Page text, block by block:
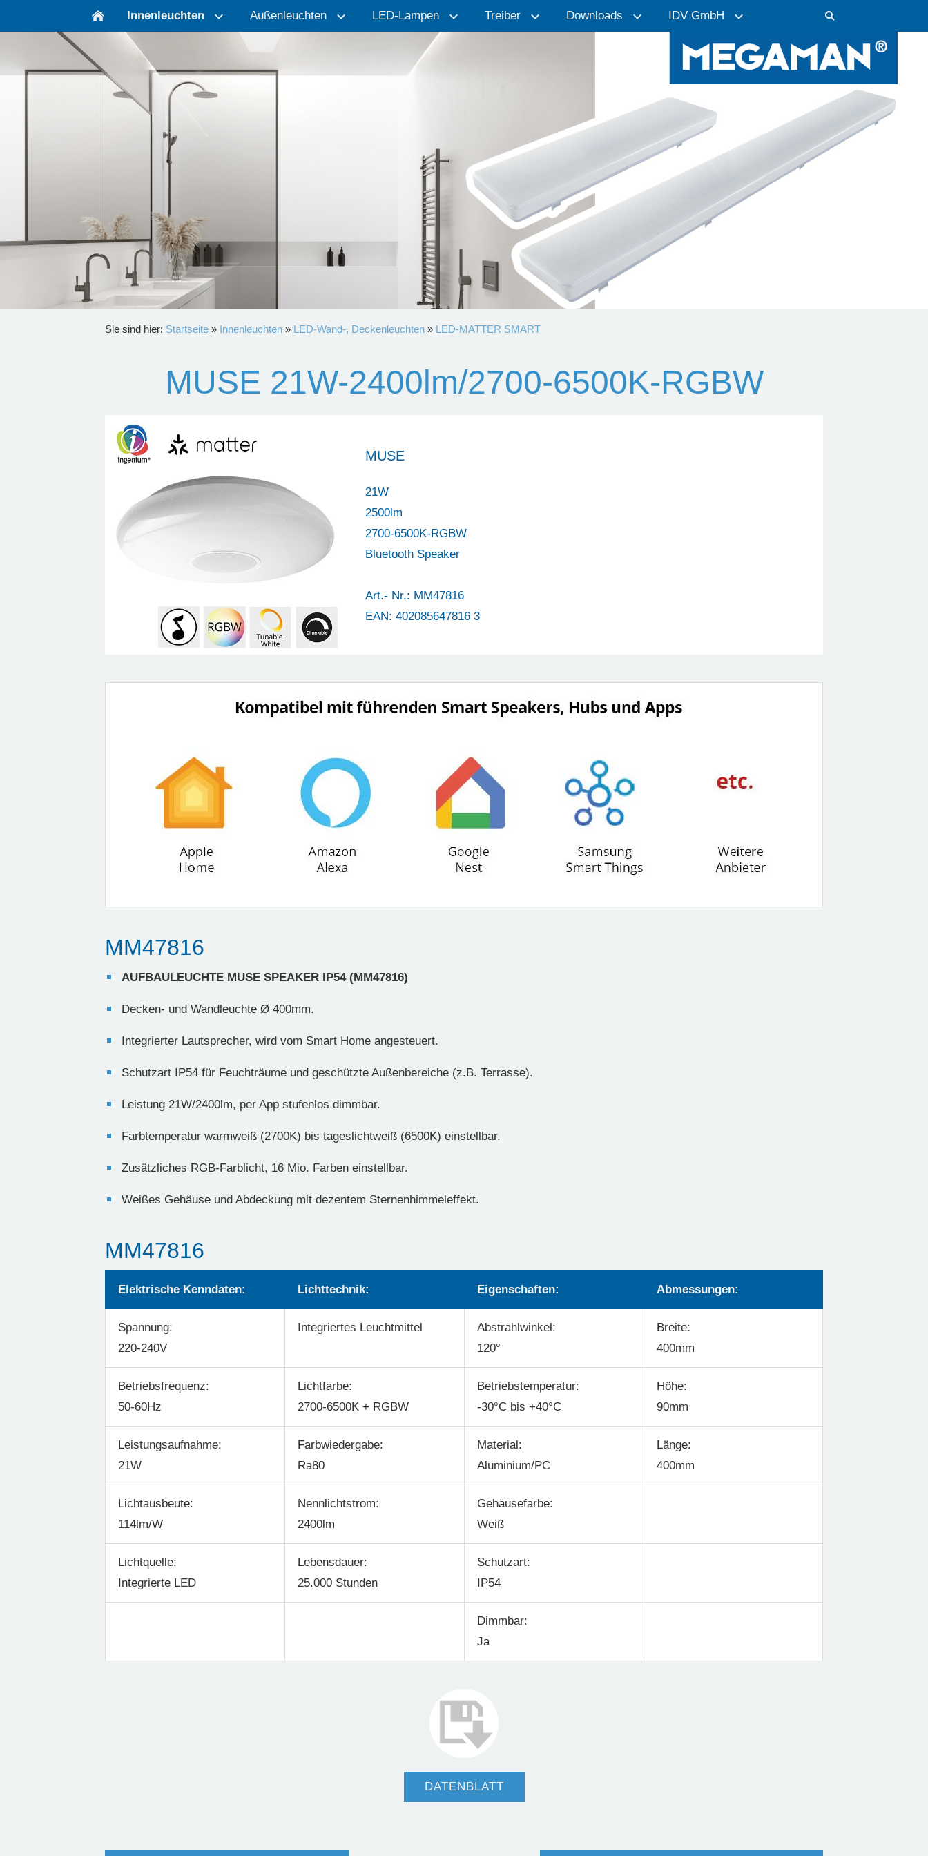
Innenleuchten Außenleuchten LED-Lampen Treiber Downloads IDV GmbH
Sie sind hier: Startseite » Innenleuchten » LED-Wand-, Deckenleuchten » LED-MATTER SMART
MUSE 21W-2400lm/2700-6500K-RGBW
MUSE
21W
2500lm
2700-6500K-RGBW
Bluetooth Speaker
Art.- Nr.: MM47816
EAN: 402085647816 3
MM47816
AUFBAULEUCHTE MUSE SPEAKER IP54 (MM47816)
Decken- und Wandleuchte Ø 400mm.
Integrierter Lautsprecher, wird vom Smart Home angesteuert.
Schutzart IP54 für Feuchträume und geschützte Außenbereiche (z.B. Terrasse).
Leistung 21W/2400lm, per App stufenlos dimmbar.
Farbtemperatur warmweiß (2700K) bis tageslichtweiß (6500K) einstellbar.
Zusätzliches RGB-Farblicht, 16 Mio. Farben einstellbar.
Weißes Gehäuse und Abdeckung mit dezentem Sternenhimmeleffekt.
MM47816
Elektrische Kenndaten: Lichttechnik: Eigenschaften: Abmessungen:
Spannung:
220-240V
Integriertes Leuchtmittel
Abstrahlwinkel:
120°
Breite:
400mm
Betriebsfrequenz:
50-60Hz
Lichtfarbe:
2700-6500K + RGBW
Betriebstemperatur:
-30°C bis +40°C
Höhe:
90mm
Leistungsaufnahme:
21W
Farbwiedergabe:
Ra80
Material:
Aluminium/PC
Länge:
400mm
Lichtausbeute:
114lm/W
Nennlichtstrom:
2400lm
Gehäusefarbe:
Weiß
Lichtquelle:
Integrierte LED
Lebensdauer:
25.000 Stunden
Schutzart:
IP54
Dimmbar:
Ja
DATENBLATT